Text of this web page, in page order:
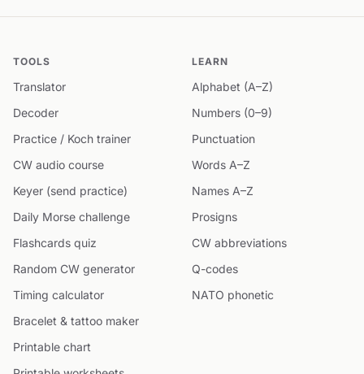
TOOLS
Translator
Decoder
Practice / Koch trainer
CW audio course
Keyer (send practice)
Daily Morse challenge
Flashcards quiz
Random CW generator
Timing calculator
Bracelet & tattoo maker
Printable chart
LEARN
Alphabet (A–Z)
Numbers (0–9)
Punctuation
Words A–Z
Names A–Z
Prosigns
CW abbreviations
Q-codes
NATO phonetic